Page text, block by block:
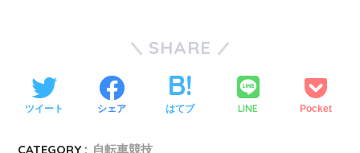
SHARE
ツイート シェア はてブ LINE Pocket
CATEGORY : 自転車競技